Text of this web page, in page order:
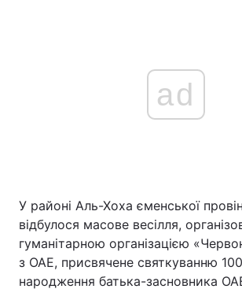
ad
У районі Аль-Хоха єменської
відбулося масове весілля,
гуманітарною організацією
з ОАЕ, присвячене святкуванню
народження батька-засновника